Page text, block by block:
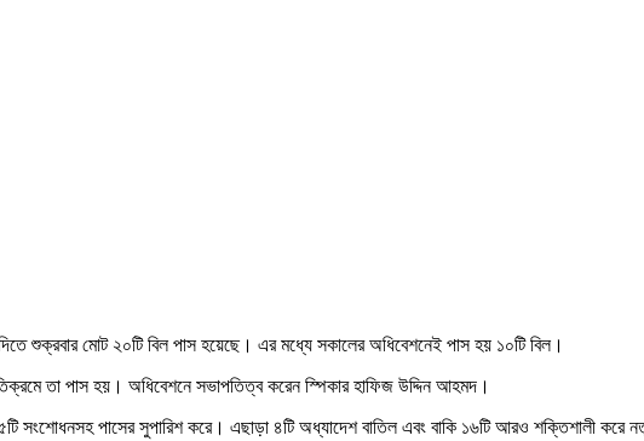
শুক্রবার মোট ২০টি বিল পাস হয়েছে। এর মধ্যে সকালের অধিবেশনেই পাস হয় ১০টি বিল।
তা পাস হয়। অধিবেশনে সভাপতিত্ব করেন স্পিকার হাফিজ উদ্দিন আহমদ।
সংশোধনসহ পাসের সুপারিশ করে। এছাড়া ৪টি অধ্যাদেশ বাতিল এবং বাকি ১৬টি আরও শক্তিশালী করে